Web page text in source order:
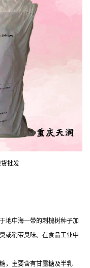
货批发
地中海一带的刺槐树种子加
或稍带臭味。在食品工业中
，主要含有甘露糖及半乳